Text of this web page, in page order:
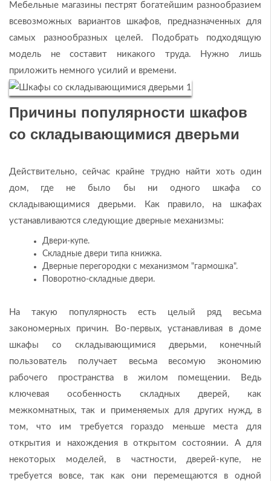
Мебельные магазины пестрят богатейшим разнообразием
всевозможных вариантов шкафов, предназначенных для
самых разнообразных целей. Подобрать подходящую
модель не составит никакого труда. Нужно лишь
приложить немного усилий и времени.
Причины популярности шкафов
со складывающимися дверьми
Действительно, сейчас крайне трудно найти хоть один
дом, где не было бы ни одного шкафа со
складывающимися дверьми. Как правило, на шкафах
устанавливаются следующие дверные механизмы:
Двери-купе.
Складные двери типа книжка.
Дверные перегородки с механизмом "гармошка".
Поворотно-складные двери.
На такую популярность есть целый ряд весьма
закономерных причин. Во-первых, устанавливая в доме
шкафы со складывающимися дверьми, конечный
пользователь получает весьма весомую экономию
рабочего пространства в жилом помещении. Ведь
ключевая особенность складных дверей, как
межкомнатных, так и применяемых для других нужд, в
том, что им требуется гораздо меньше места для
открытия и нахождения в открытом состоянии. А для
некоторых моделей, в частности, дверей-купе, не
требуется вовсе, так как они перемещаются в одной